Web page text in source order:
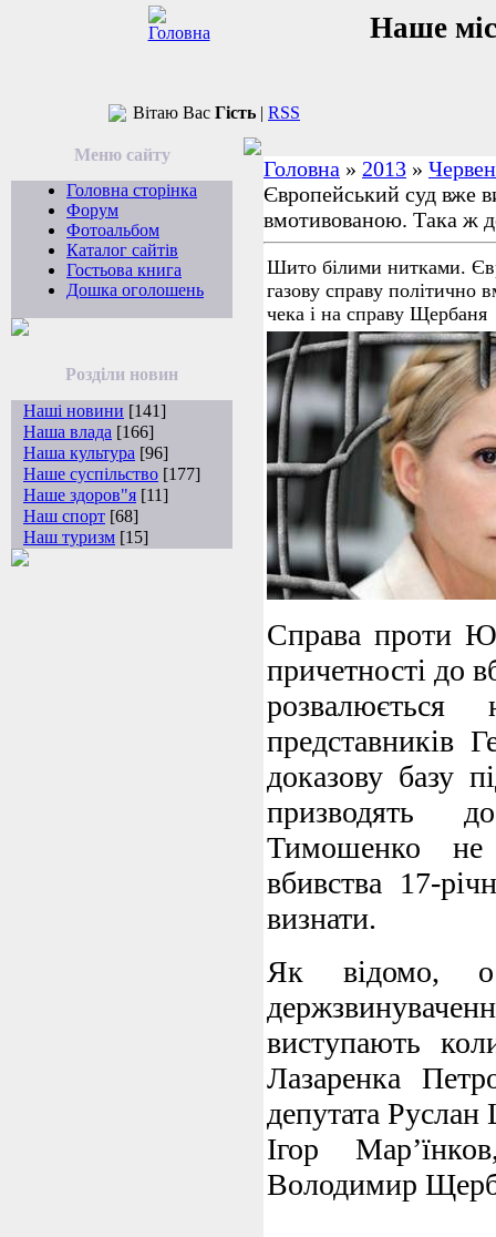
Наше
Вітаю Вас Гість | RSS
Меню сайту
Головна сторінка
Форум
Фотоальбом
Каталог сайтів
Гостьова книга
Дошка оголошень
Розділи новин
Наші новини [141]
Наша влада [166]
Наша культура [96]
Наше суспільство [177]
Наше здоров"я [11]
Наш спорт [68]
Наш туризм [15]
Головна » 2013 »
Європейський суд вже
вмотивованою. Така ж
Шито білими нитками.
газову справу політично
чека і на справу Щербаня
Справа проти
причетності до
представників
доказову базу
призводять
Тимошенко
вбивства 17-
визнати.
Як відомо,
виступають
Лазаренка
депутата
Ігор
Володимир